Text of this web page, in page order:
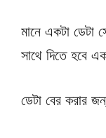
মানে একটা ডেটা
সাথে দিতে হবে
ডেটা বের করার